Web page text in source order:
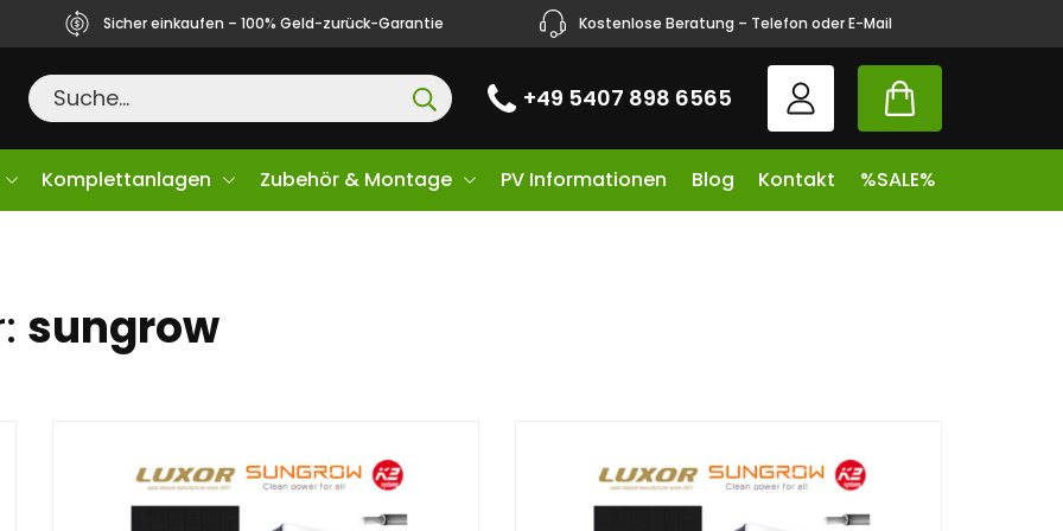
Sicher einkaufen – 100% Geld-zurück-Garantie Kostenlose Beratung – Telefon oder E-Mail
+49 5407 898 6565
Komplettanlagen Zubehör & Montage PV Informationen Blog Kontakt %SALE%
sungrow